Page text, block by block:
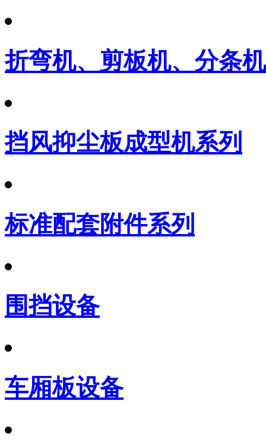
折弯机、剪板机、分条机
挡风抑尘板成型机系列
标准配套附件系列
围挡设备
车厢板设备